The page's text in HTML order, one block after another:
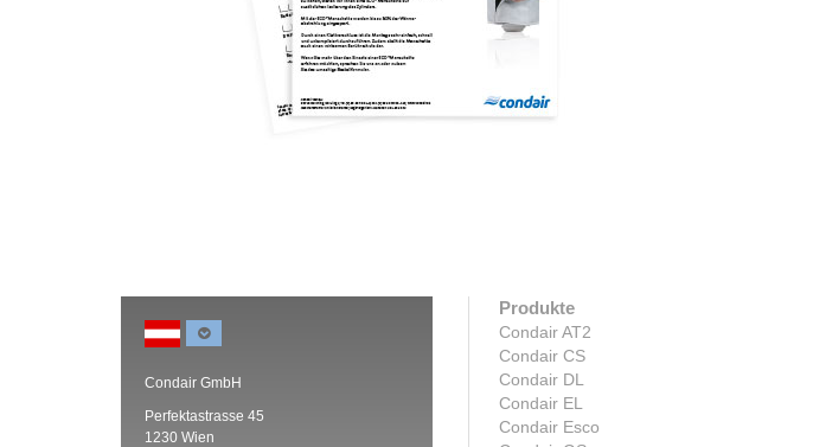
Condair GmbH
Perfektastrasse 45
1230 Wien
Produkte
Condair AT2
Condair CS
Condair DL
Condair EL
Condair Esco